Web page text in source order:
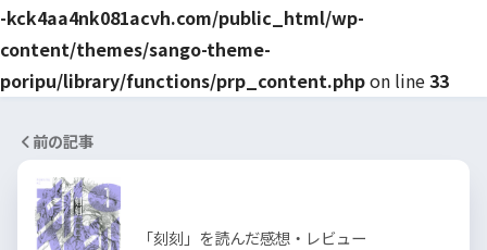
-kck4aa4nk081acvh.com/public_html/wp-
content/themes/sango-theme-
poripu/library/functions/prp_content.phpon line33
前の記事
「刻刻」を読んだ感想・レビュー